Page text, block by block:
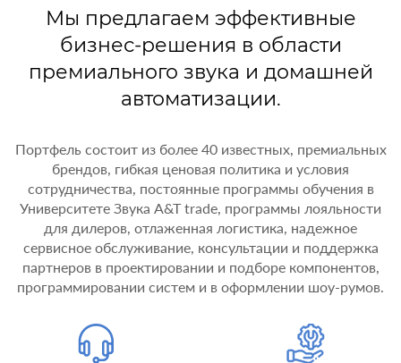
Мы предлагаем эффективные
бизнес-решения в области
премиального звука и домашней
автоматизации.
Портфель состоит из более 40 известных, премиальных
брендов, гибкая ценовая политика и условия
сотрудничества, постоянные программы обучения в
Университете Звука A&T trade, программы лояльности
для дилеров, отлаженная логистика, надежное
сервисное обслуживание, консультации и поддержка
партнеров в проектировании и подборе компонентов,
программировании систем и в оформлении шоу-румов.